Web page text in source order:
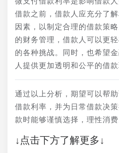
借款之前，借款人应充分了
因素，以制定合理的借款策
的财务管理，借款人可以更
的各种挑战。同时，也希望
人提供更加透明和公平的借款
通过以上分析，期望可以帮
借款利率，并为日常借款决
款时能够谨慎选择，理性消费
↓点击下方了解更多↓